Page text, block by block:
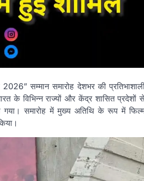
सम्मान समारोह देशभर की
के विभिन्न राज्यों और केंद्र शासित प्रदेशों
गया। समारोह में मुख्य अतिथि के रूप में